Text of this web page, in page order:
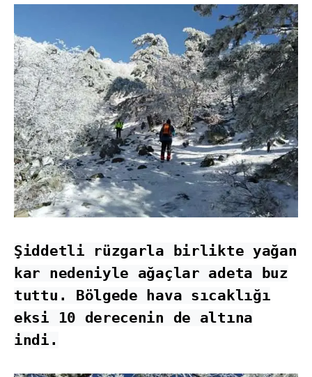
Şiddetli rüzgarla birlikte yağan
kar nedeniyle ağaçlar adeta buz
tuttu. Bölgede hava sıcaklığı
eksi 10 derecenin de altına
indi.